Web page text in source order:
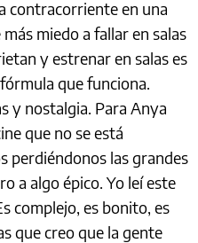
contracorriente en una
miedo a fallar en salas
y estrenar en salas es
que funciona.
y nostalgia. Para Anya
que no se está
perdiéndonos las grandes
a algo épico. Yo leí este
complejo, es bonito, es
que creo que la gente